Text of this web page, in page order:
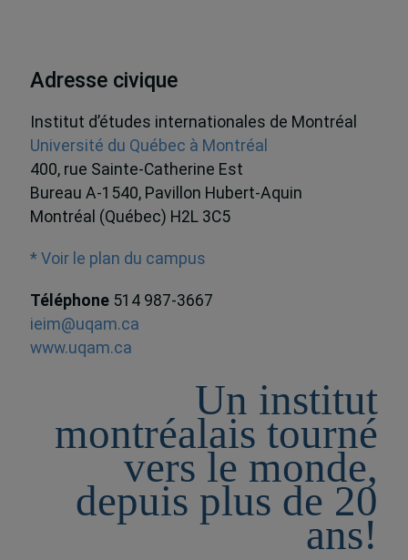
Adresse civique
Institut d’études internationales de Montréal
Université du Québec à Montréal
400, rue Sainte-Catherine Est
Bureau A-1540, Pavillon Hubert-Aquin
Montréal (Québec) H2L 3C5
* Voir le plan du campus
Téléphone 514 987-3667
ieim@uqam.ca
www.uqam.ca
Un institut
montréalais tourné
vers le monde,
depuis plus de 20
ans!